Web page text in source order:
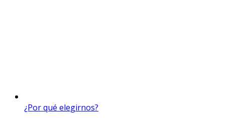
¿Por qué elegirnos?